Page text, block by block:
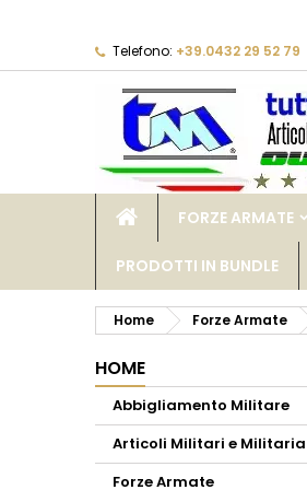
Telefono: +39.0432 29 52 79
FORZE ARMATE
PRODOTTI IN BUNDLE
Home Forze Armate
HOME
Abbigliamento Militare
Articoli Militari e Militaria
Forze Armate